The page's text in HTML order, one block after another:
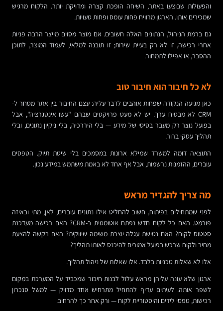
והפעולות שבוצעו באתר, השיחה הופכת קצרה ומדויקת יותר. הלקוח מרגיש
שמכירים אותו. הארגון מרוויח פחות עומס ופחות טעויות.
גם ברמת הניהול, הנתונים האלה חשובים. אם מוצר מסוים מייצר הרבה פניות
אחרי רכישה, זו לא רק בעיית שירות; זו תובנה למלאי, לעמוד המוצר, לתוכן
ההסבר, או אפילו לתמחור.
לא כל חיבור הוא חיבור טוב
כאן מגיעה הנקודה שפחות אוהבים לדבר עליה: עצם החיבור בין אתר מסחר ל-
CRM לא מבטיח ערך. יש לא מעט פרויקטים שבהם "עשו אינטגרציה", אבל
בפועל נוצר רק מעבר בסיסי של מידע — בלי היררכיה, בלי ניקיון נתונים, ובלי
תהליך עסקי ברור.
התוצאה דומה למשרד שמילא ארונות במסמכים בלי שיטת תיוק. הטפסים
עוברים, ההזמנות נרשמות, אבל אף אחד לא באמת משתמש במידע נכון.
מה צריך להגדיר מראש
לפני שמתחילים בפיתוח, חשוב להחליט אילו נתונים עוברים, לאן, מתי ובאיזה
פורמט. האם כל לקוח חדש נפתח אוטומטית ב-CRM? האם רכישה מעדכנת
סטטוס לקוח? האם נטישת עגלה יוצרת משימה שיווקית? האם בקשה להצעת
מחיר ולקוח שרכש בפועל אמורים להיכנס לאותו תהליך?
אלו לא שאלות טכניות בלבד. אלו שאלות של ניהול תהליך.
ארגון שלא עונה עליהן מראש עלול לבנות חיבור שמכביד על המערכת במקום
לשפר אותה. לעיתים עדיף להתחיל מתרחיש אחד מדויק — למשל סנכרון
רכישות, טפסי לידים והיסטוריית לקוח — ורק אחר כך להרחיב.